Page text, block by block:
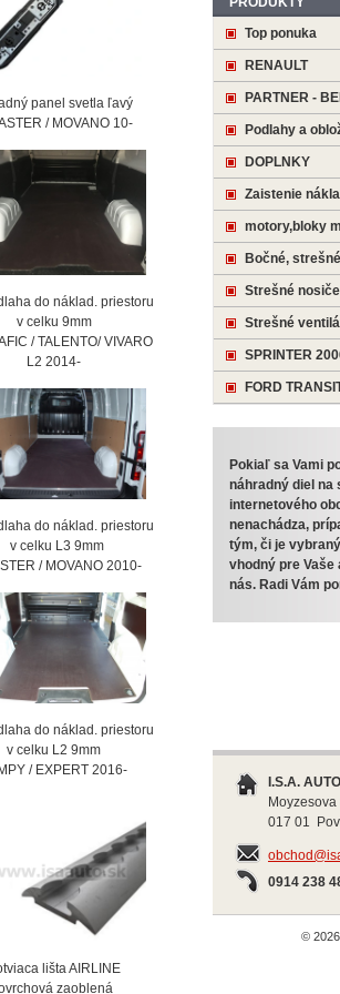
Top ponuka
RENAULT
PARTNER -
Podlahy a
DOPLNKY
Zaistenie
motory,bloky
Bočné,
Strešné nosiče
Strešné
SPRINTER
FORD
Pokiaľ sa Vami
náhradný diel na
internetového
nenachádza,
tým, či je
vhodný pre Vaše
nás. Radi Vám
I.S.A. AUTO
017 01
0914 238
©
panel svetla ľavý
/ MOVANO 10-
do náklad. priestoru
9mm
/ TALENTO/ VIVARO
2014-
do náklad. priestoru
L3 9mm
/ MOVANO 2010-
do náklad. priestoru
L2 9mm
/ EXPERT 2016-
lišta AIRLINE
zaoblená